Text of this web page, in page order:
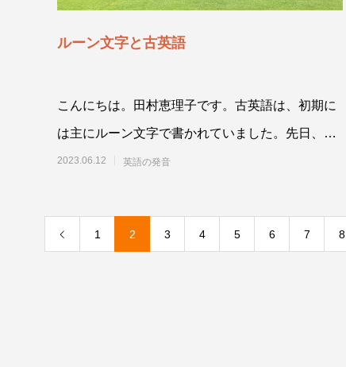
ルーン文字と古英語
こんにちは。田村恵理子です。古英語は、初期に
は主にルーン文字で書かれていました。先日、話
の流れから英語の文字の話になったのですが、古
2023.06.12 英語の発音
1 2 3 4 5 6 7 8